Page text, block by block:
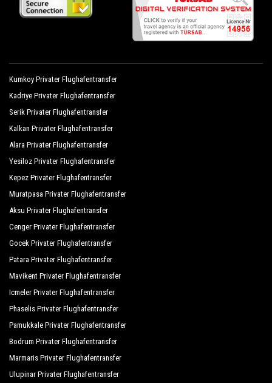
Kumkoy Privater Flughafentransfer
Kadriye Privater Flughafentransfer
Serik Privater Flughafentransfer
Kalkan Privater Flughafentransfer
Alara Privater Flughafentransfer
Yesiloz Privater Flughafentransfer
Kepez Privater Flughafentransfer
Muratpasa Privater Flughafentransfer
Aksu Privater Flughafentransfer
Cenger Privater Flughafentransfer
Gocek Privater Flughafentransfer
Patara Privater Flughafentransfer
Mavikent Privater Flughafentransfer
Icmeler Privater Flughafentransfer
Phaselis Privater Flughafentransfer
Pamukkale Privater Flughafentransfer
Bodrum Privater Flughafentransfer
Marmaris Privater Flughafentransfer
Ulupinar Privater Flughafentransfer